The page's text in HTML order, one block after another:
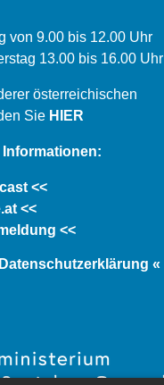
von 9.00 bis 12.00 Uhr
13.00 bis 16.00 Uhr
österreichischen
Sie HIER
<<
<<
<<
«